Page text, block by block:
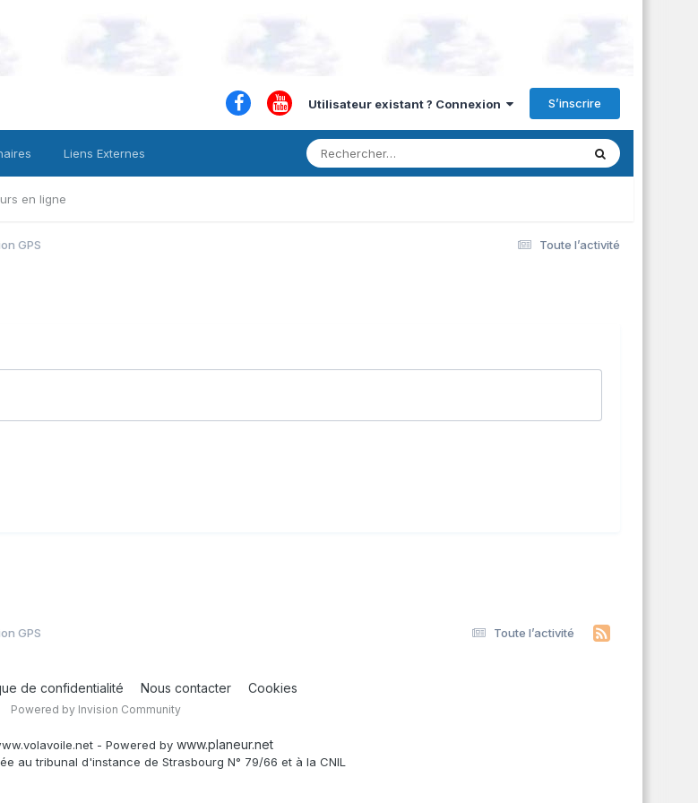
Utilisateur existant ? Connexion S’inscrire
en ligne
Liens Externes
Toute l’activité
GPS
Toute l’activité
GPS
de confidentialité Nous contacter Cookies
Powered by Invision Community
- Powered by www.planeur.net
au tribunal d'instance de Strasbourg N° 79/66 et à la CNIL